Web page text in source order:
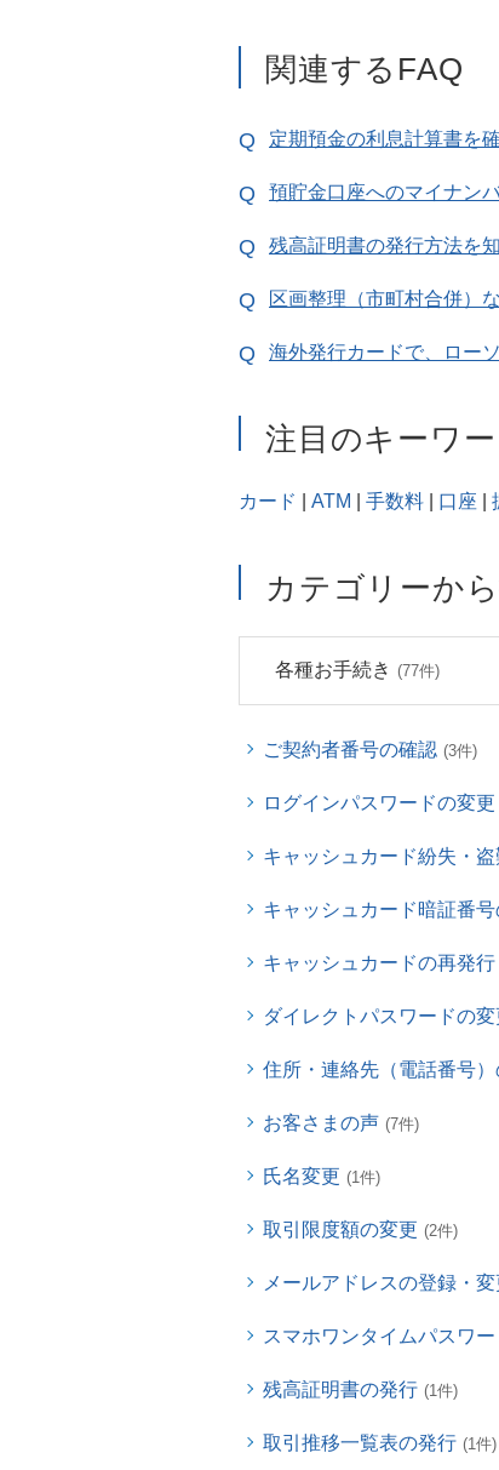
関連するFAQ
定期預金の利息計算書を
預貯金口座へのマイナン
残高証明書の発行方法を知
区画整理（市町村合併）
海外発行カードで、ロー
注目のキーワー
カード ATM 手数料 口座
カテゴリーか
各種お手続き (77件)
ご契約者番号の確認 (3件)
ログインパスワードの変
キャッシュカード紛失・盗
キャッシュカード暗証番
キャッシュカードの再発行
ダイレクトパスワードの
住所・連絡先（電話番号）
お客さまの声 (7件)
氏名変更 (1件)
取引限度額の変更 (2件)
メールアドレスの登録・変
スマホワンタイムパスワ
残高証明書の発行 (1件)
取引推移一覧表の発行 (1件)